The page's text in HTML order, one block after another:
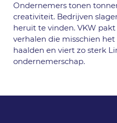
Ondernemers tonen
creativiteit. Bedrijven
heruit te vinden. VKW
verhalen die misschien
haalden en viert zo sterk
ondernemerschap.